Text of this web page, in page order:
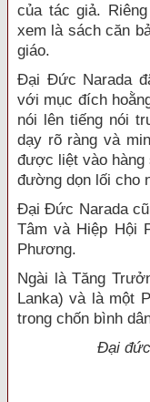
của tác giả.
xem là sách căn
giáo.
Đại Đức Narada
với mục đích
nói lên tiếng nói
dạy rõ ràng và
được liệt vào hàng
đường dọn lối cho
Đại Đức Narada
Tâm và Hiệp Hội
Phương.
Ngài là Tăng
Lanka) và là một
trong chốn bình
Đại